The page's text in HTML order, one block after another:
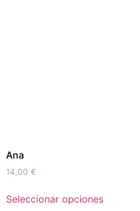
Ana
14,00 €
Seleccionar opciones